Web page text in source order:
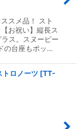
スメ品！ スト
お祝い】縦長ス
ス。スヌーピー
の台座もポッ…
トロノーツ [TT-